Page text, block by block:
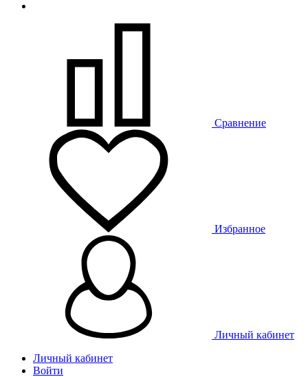
Сравнение
Избранное
Личный кабинет
Личный кабинет
Войти